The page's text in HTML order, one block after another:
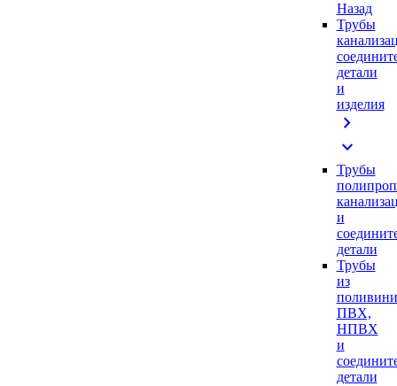
Назад
Трубы
детали
и
изделия
chevron_right
expand_more
Трубы
и
детали
Трубы
из
ПВХ,
НПВХ
и
детали